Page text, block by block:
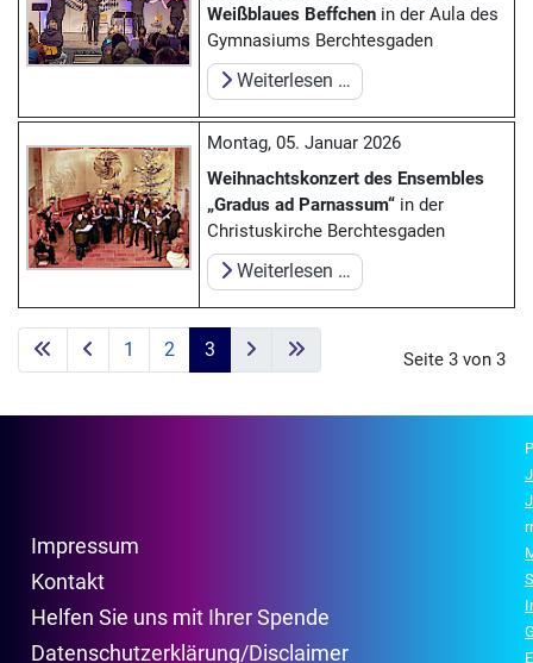
Weißblaues Beffchen in der Aula des
Gymnasiums Berchtesgaden
Weiterlesen …
Montag, 05. Januar 2026
Weihnachtskonzert des Ensembles
„Gradus ad Parnassum“ in der
Christuskirche Berchtesgaden
Weiterlesen …
Seite 3 von 3
1 2 3
Impressum
Kontakt
Helfen Sie uns mit Ihrer Spende
Datenschutzerklärung/Disclaimer